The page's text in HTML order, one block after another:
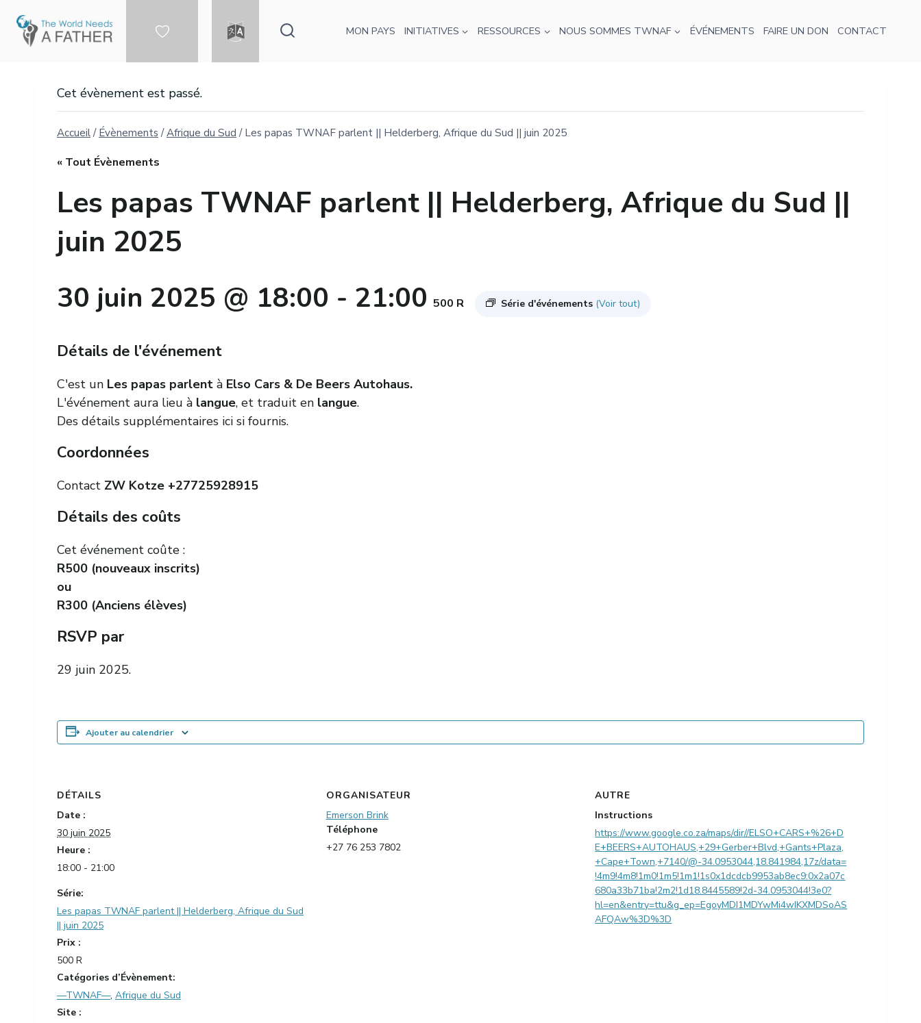
contenu
MON PAYS INITIATIVES RESSOURCES NOUS SOMMES TWNAF ÉVÉNEMENTS FAIRE UN DON CONTACT
Cet évènement est passé.
Accueil / Évènements / Afrique du Sud / Les papas TWNAF parlent || Helderberg, Afrique du Sud || juin 2025
« Tout Évènements
Les papas TWNAF parlent || Helderberg, Afrique du Sud ||
juin 2025
30 juin 2025 @ 18:00 - 21:00 Série d'événements (Voir tout)
500 R
Détails de l'événement
C'est un Les papas parlent à Elso Cars & De Beers Autohaus.
L'événement aura lieu à langue, et traduit en langue.
Des détails supplémentaires ici si fournis.
Coordonnées
Contact ZW Kotze +27725928915
Détails des coûts
Cet événement coûte :
R500 (nouveaux inscrits)
ou
R300 (Anciens élèves)
RSVP par
29 juin 2025.
Ajouter au calendrier
DÉTAILS
Date :
30 juin 2025
Heure :
18:00 - 21:00
Série:
Les papas TWNAF parlent || Helderberg, Afrique du Sud
|| juin 2025
Prix :
500 R
Catégories d’Évènement:
—TWNAF—, Afrique du Sud
Site :
ORGANISATEUR
Emerson Brink
Téléphone
+27 76 253 7802
AUTRE
Instructions
https://www.google.co.za/maps/dir//ELSO+CARS+%26+D
E+BEERS+AUTOHAUS,+29+Gerber+Blvd,+Gants+Plaza,
+Cape+Town,+7140/@-34.0953044,18.841984,17z/data=
!4m9!4m8!1m0!1m5!1m1!1s0x1dcdcb9953ab8ec9:0x2a07c
680a33b71ba!2m2!1d18.8445589!2d-34.0953044!3e0?
hl=en&entry=ttu&g_ep=EgoyMDI1MDYwMi4wIKXMDSoAS
AFQAw%3D%3D